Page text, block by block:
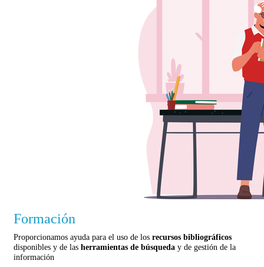
Formación
Proporcionamos ayuda para el uso de los recursos bibliográficos
disponibles y de las herramientas de búsqueda y de gestión de la
información